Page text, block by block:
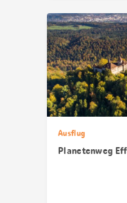
Ausflug
Planetenweg